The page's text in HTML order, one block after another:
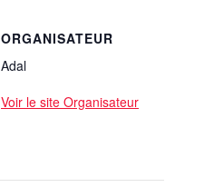
ORGANISATEUR
Adal
Voir le site Organisateur